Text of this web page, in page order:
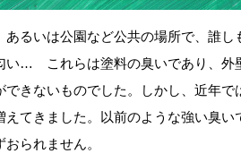
るいは公園など公共の場所で、誰し
い… これらは塗料の臭いであり、外
きないものでした。しかし、近年で
てきました。以前のような強い臭い
られません。